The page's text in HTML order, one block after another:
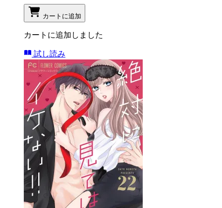
カートに追加
カートに追加しました
試し読み